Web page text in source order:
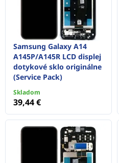
Samsung Galaxy A14
A145P/A145R LCD displej
dotykové sklo originálne
(Service Pack)
Skladom
39,44 €